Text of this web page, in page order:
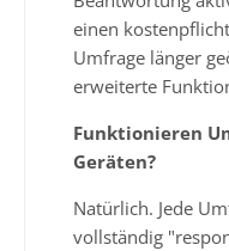
einen
Umfrage länger
erweiterte
Funktionieren
Geräten?
Natürlich. Jede
vollständig